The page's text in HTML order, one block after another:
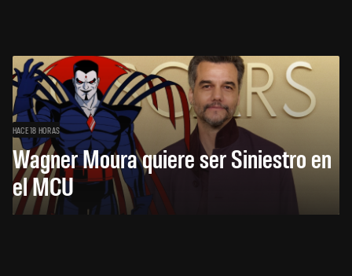
HACE 18 HORAS
Wagner Moura quiere ser Siniestro en
el MCU